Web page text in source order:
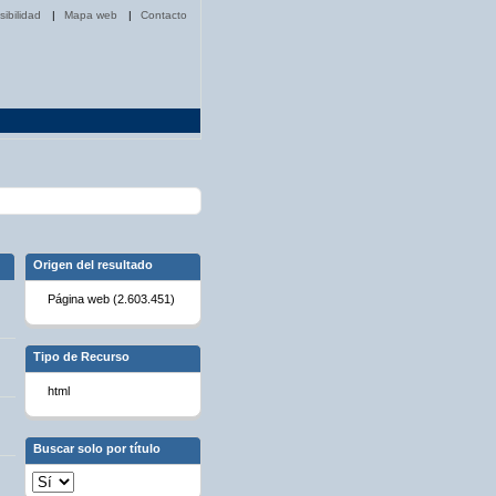
| Mapa web | Contacto
Origen del resultado
Página web (2.603.451)
Tipo de Recurso
html
Buscar solo por título